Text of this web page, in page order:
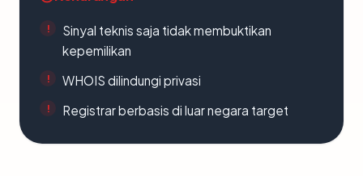
Sinyal teknis saja tidak membuktikan
kepemilikan
WHOIS dilindungi privasi
Registrar berbasis di luar negara target